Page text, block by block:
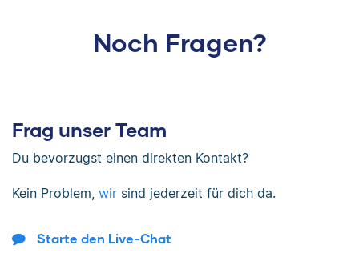
Noch Fragen?
Frag unser Team
Du bevorzugst einen direkten Kontakt?
Kein Problem, wir sind jederzeit für dich da.
Starte den Live-Chat